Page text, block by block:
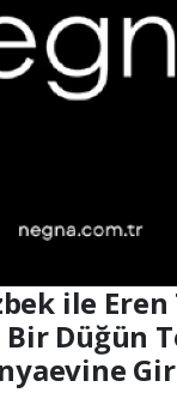
ile
Düğün